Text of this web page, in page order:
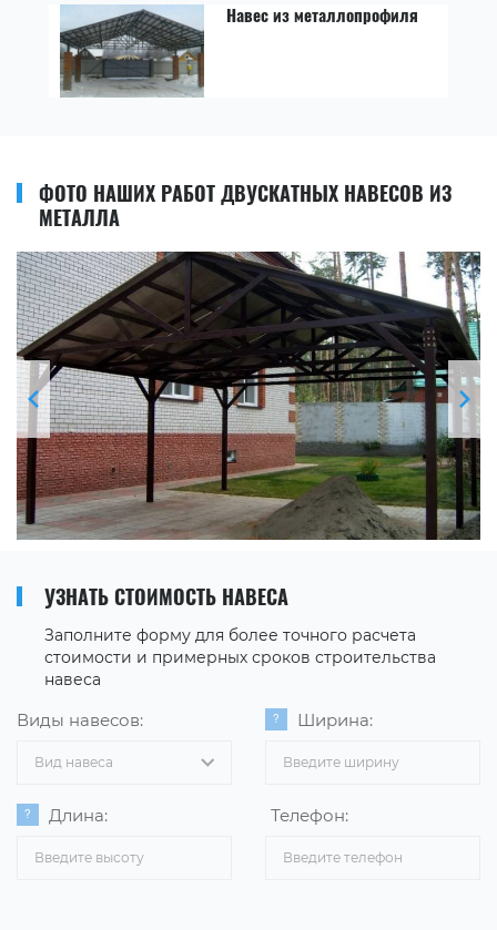
Навес из металлопрофиля
ФОТО НАШИХ РАБОТ ДВУСКАТНЫХ НАВЕСОВ ИЗ
МЕТАЛЛА
УЗНАТЬ СТОИМОСТЬ НАВЕСА
Заполните форму для более точного расчета
стоимости и примерных сроков строительства
навеса
Виды навесов:
Вид навеса
Ширина:
Длина: Телефон: